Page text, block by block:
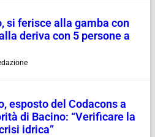
si ferisce alla gamba con
deriva con 5 persone a
esposto del Codacons a
di Bacino: “Verificare la
idrica”